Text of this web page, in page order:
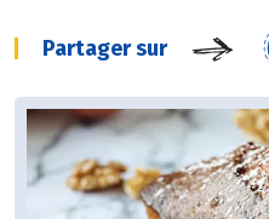
Partager sur